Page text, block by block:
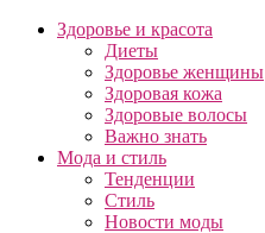
Здоровье и красота
Диеты
Здоровье женщины
Здоровая кожа
Здоровые волосы
Важно знать
Мода и стиль
Тенденции
Стиль
Новости моды